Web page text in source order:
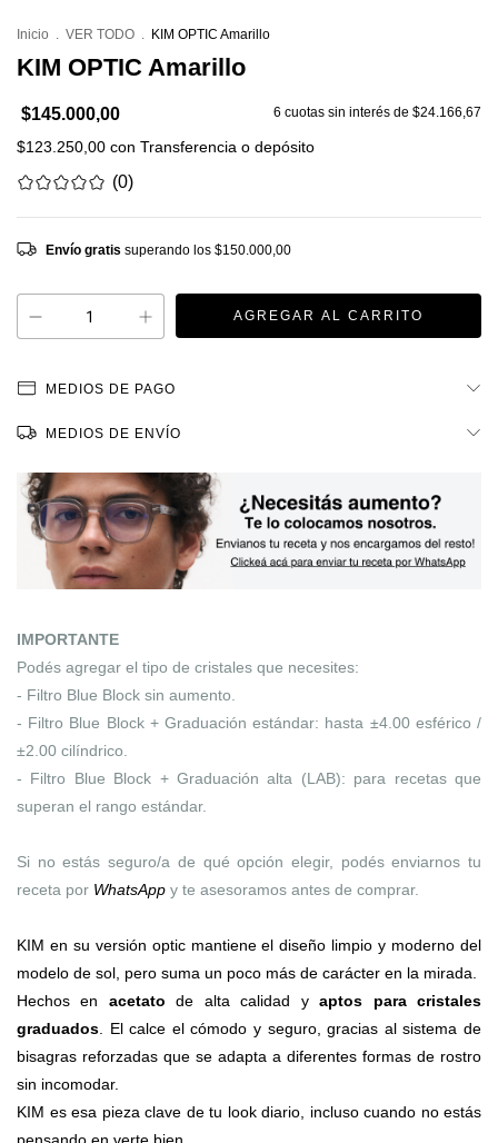
Inicio . VER TODO . KIM OPTIC Amarillo
KIM OPTIC Amarillo
$145.000,00 6 cuotas sin interés de $24.166,67
$123.250,00 con Transferencia o depósito
(0)
Envío gratis superando los $150.000,00
MEDIOS DE PAGO
MEDIOS DE ENVÍO
IMPORTANTE
Podés agregar el tipo de cristales que necesites:
- Filtro Blue Block sin aumento.
- Filtro Blue Block + Graduación estándar: hasta ±4.00 esférico /
±2.00 cilíndrico.
- Filtro Blue Block + Graduación alta (LAB): para recetas que
superan el rango estándar.
Si no estás seguro/a de qué opción elegir, podés enviarnos tu
receta por WhatsApp y te asesoramos antes de comprar.
KIM en su versión optic mantiene el diseño limpio y moderno del
modelo de sol, pero suma un poco más de carácter en la mirada.
Hechos en acetato de alta calidad yaptos para cristales
graduados . El calce el cómodo y seguro, gracias al sistema de
bisagras reforzadas que se adapta a diferentes formas de rostro
sin incomodar.
KIM es esa pieza clave de tu look diario, incluso cuando no estás
pensando en verte bien.